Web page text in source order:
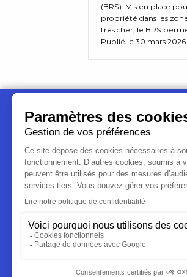
(BRS). Mis en place
propriété dans les
très cher, le BRS
Publié le 30 mars 2026